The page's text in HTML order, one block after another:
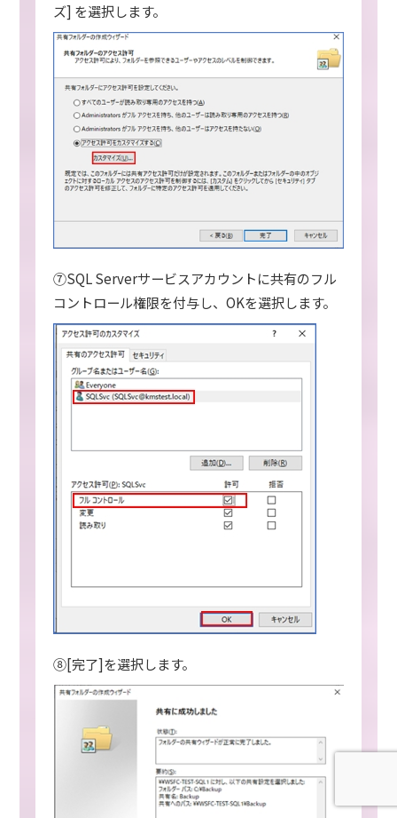
ズ] を選択します。
⑦SQL Serverサービスアカウントに共有のフル
コントロール権限を付与し、OKを選択します。
⑧[完了]を選択します。